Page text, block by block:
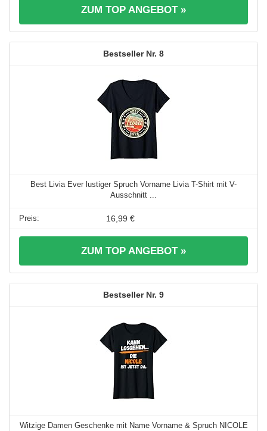
ZUM TOP ANGEBOT »
8
Best Livia Ever lustiger Spruch Vorname Livia T-Shirt mit V-
Ausschnitt ...
16,99 €
ZUM TOP ANGEBOT »
9
Witzige Damen Geschenke mit Name Vorname & Spruch NICOLE